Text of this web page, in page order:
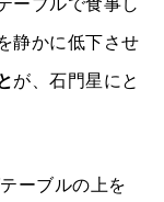
ーブルで食事し
静かに低下させ
が、石門星にと
ーブルの上を